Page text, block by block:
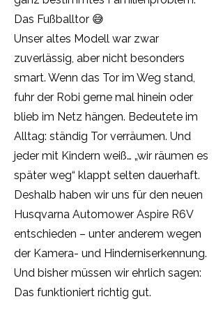
Das Fußballtor 😅
Unser altes Modell war zwar
zuverlässig, aber nicht besonders
smart. Wenn das Tor im Weg stand,
fuhr der Robi gerne mal hinein oder
blieb im Netz hängen. Bedeutete im
Alltag: ständig Tor verräumen. Und
jeder mit Kindern weiß… „wir räumen es
später weg“ klappt selten dauerhaft.
Deshalb haben wir uns für den neuen
Husqvarna Automower Aspire R6V
entschieden – unter anderem wegen
der Kamera- und Hinderniserkennung.
Und bisher müssen wir ehrlich sagen:
Das funktioniert richtig gut.